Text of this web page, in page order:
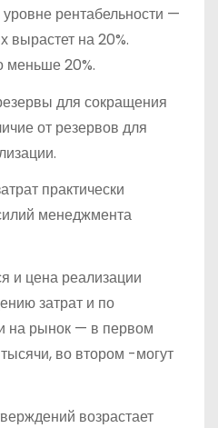
рентабельности —
вырастет на 20%.
меньше 20%.
для сокращения
от резервов для
практически
менеджмента
и цена реализации
затрат и по
на рынок — в первом
во втором -могут
возрастает